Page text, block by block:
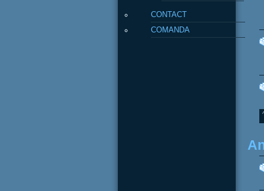
CONTACT
COMANDA